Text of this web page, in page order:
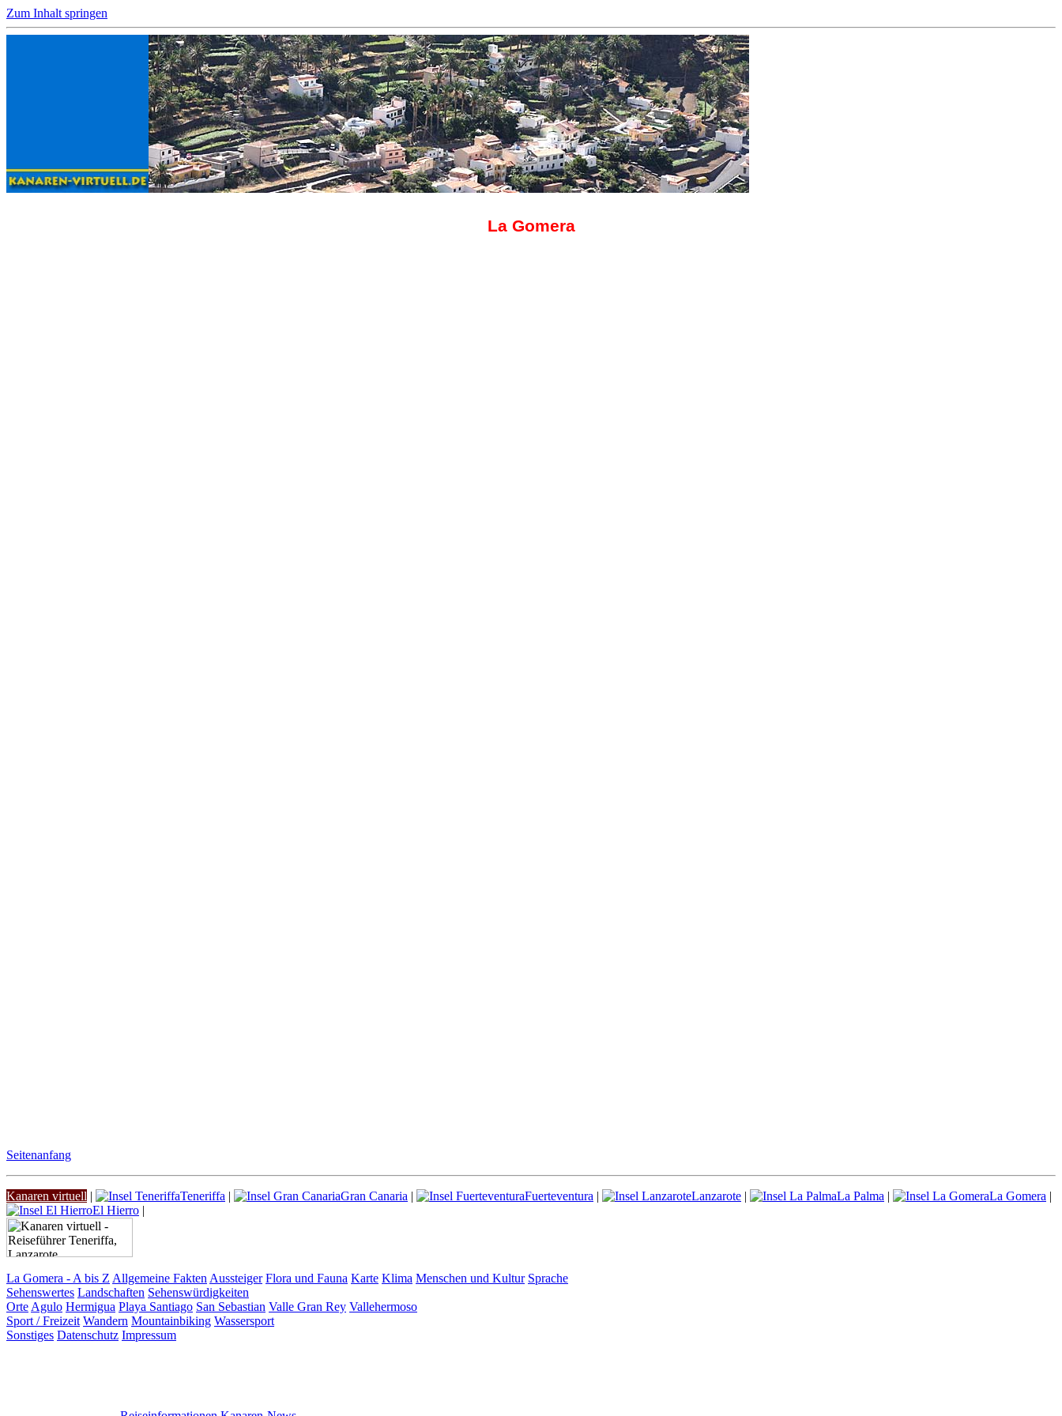
Zum Inhalt springen
La Gomera
Seitenanfang
Kanaren virtuell | Teneriffa | Gran Canaria | Fuerteventura | Lanzarote | La Palma | La Gomera |
El Hierro |
La Gomera - A bis Z Allgemeine Fakten Aussteiger Flora und Fauna Karte Klima Menschen und Kultur Sprache
Sehenswertes Landschaften Sehenswürdigkeiten
Orte Agulo Hermigua Playa Santiago San Sebastian Valle Gran Rey Vallehermoso
Sport / Freizeit Wandern Mountainbiking Wassersport
Sonstiges Datenschutz Impressum